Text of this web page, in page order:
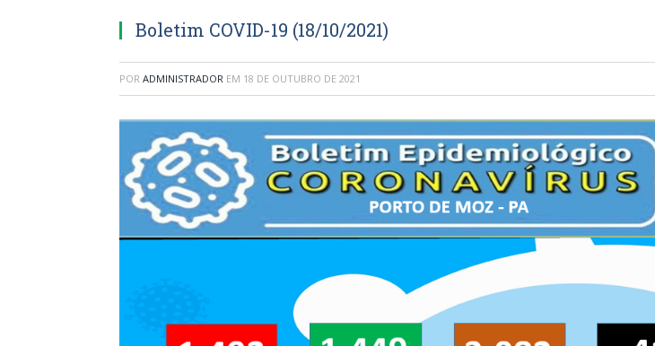
Boletim COVID-19 (18/10/2021)
POR ADMINISTRADOR EM 18 DE OUTUBRO DE 2021